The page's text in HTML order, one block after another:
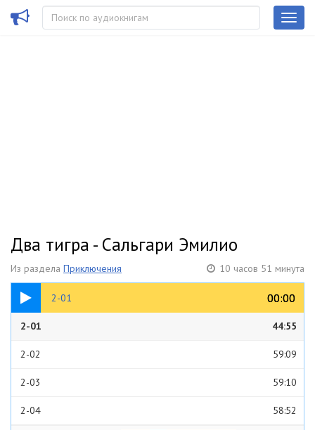
Два тигра - Сальгари Эмилио
Из раздела Приключения 10 часов 51 минута
2-01 00:00
00:00
44:55
2-01 44:55
2-02 59:09
2-03 59:10
2-04 58:52